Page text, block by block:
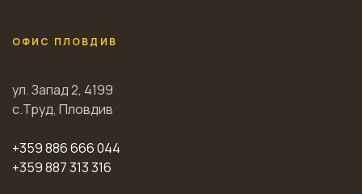
ОФИС ПЛОВДИВ
ул. Запад 2, 4199
с.Труд, Пловдив
+359 886 666 044
+359 887 313 316